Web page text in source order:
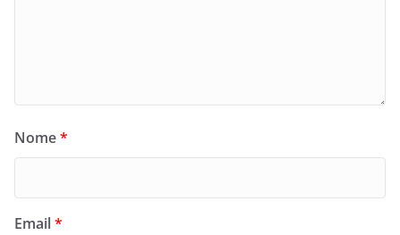
Nome*
Email*